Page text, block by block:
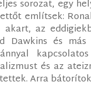
sorozat, egy
említsek:
az
Dawkins és
és az
Arra